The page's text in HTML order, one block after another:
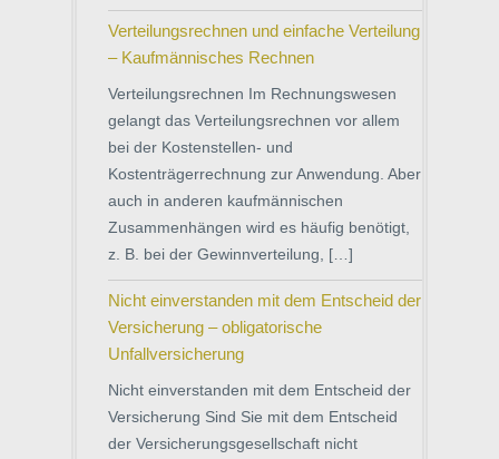
Verteilungsrechnen und einfache Verteilung
– Kaufmännisches Rechnen
Verteilungsrechnen Im Rechnungswesen
gelangt das Verteilungsrechnen vor allem
bei der Kostenstellen- und
Kostenträgerrechnung zur Anwendung. Aber
auch in anderen kaufmännischen
Zusammenhängen wird es häufig benötigt,
z. B. bei der Gewinnverteilung, […]
Nicht einverstanden mit dem Entscheid der
Versicherung – obligatorische
Unfallversicherung
Nicht einverstanden mit dem Entscheid der
Versicherung Sind Sie mit dem Entscheid
der Versicherungsgesellschaft nicht